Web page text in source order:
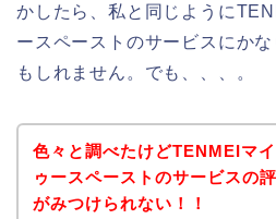
かしたら、私と同じように
ースペーストのサービスにか
もしれません。でも、、、。
色々と調べたけどTENMEIマ
ゥースペーストのサービスの
がみつけられない！！